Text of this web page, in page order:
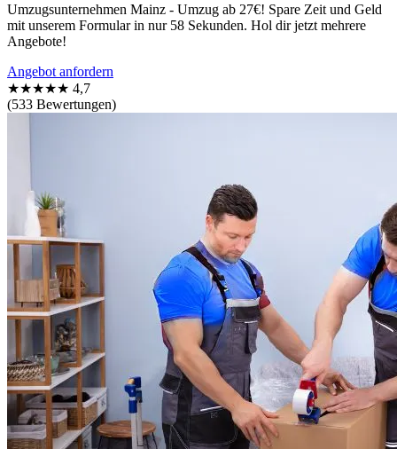
Umzugsunternehmen Mainz - Umzug ab 27€! Spare Zeit und Geld
mit unserem Formular in nur 58 Sekunden. Hol dir jetzt mehrere
Angebote!
Angebot anfordern
★★★★★ 4,7
(533 Bewertungen)